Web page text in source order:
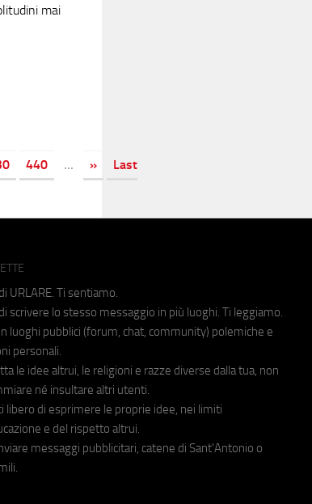
mai
440 ... »
Last
URLARE. Ti sentiamo.
scrivere lo stesso messaggio in più luoghi. Ti leggiamo.
luoghi pubblici (forum, chat, community) polemiche e
personali.
le idee altrui, le religioni e razze diverse dalla tua, non
né insultare altri utenti.
libero di esprimere le proprie idee, nei limiti
e del rispetto altrui.
messaggi pubblicitari, catene di Sant'Antonio o